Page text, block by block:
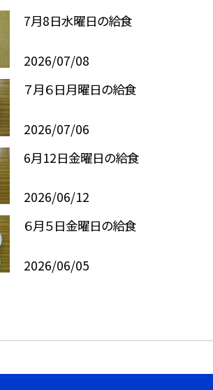
7月8日水曜日の給食
2026/07/08
７月６日月曜日の給食
2026/07/06
6月12日金曜日の給食
2026/06/12
６月５日金曜日の給食
2026/06/05